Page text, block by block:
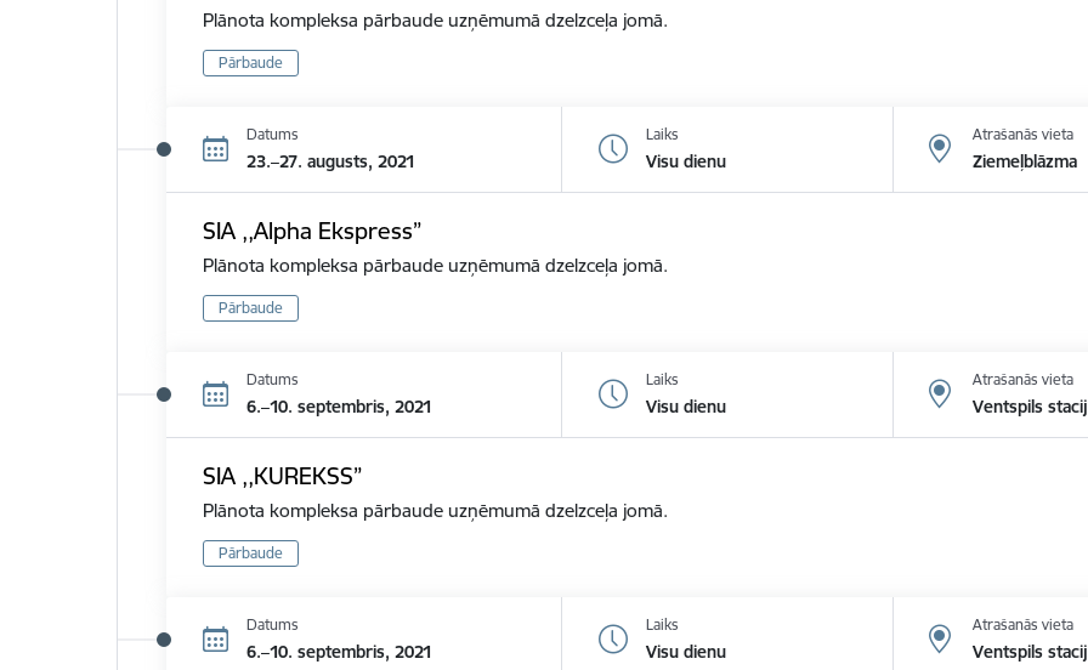
Plānota kompleksa pārbaude uzņēmumā dzelzceļa jomā.
Pārbaude
Datums
23.–27. augusts, 2021
Laiks
Visu dienu
Atrašanās vieta
Ziemeļblāzma
SIA ,,Alpha Ekspress”
Plānota kompleksa pārbaude uzņēmumā dzelzceļa jomā.
Pārbaude
Datums
6.–10. septembris, 2021
Laiks
Visu dienu
Atrašanās vieta
Ventspils
SIA ,,KUREKSS”
Plānota kompleksa pārbaude uzņēmumā dzelzceļa jomā.
Pārbaude
Datums
6.–10. septembris, 2021
Laiks
Visu dienu
Atrašanās vieta
Ventspils